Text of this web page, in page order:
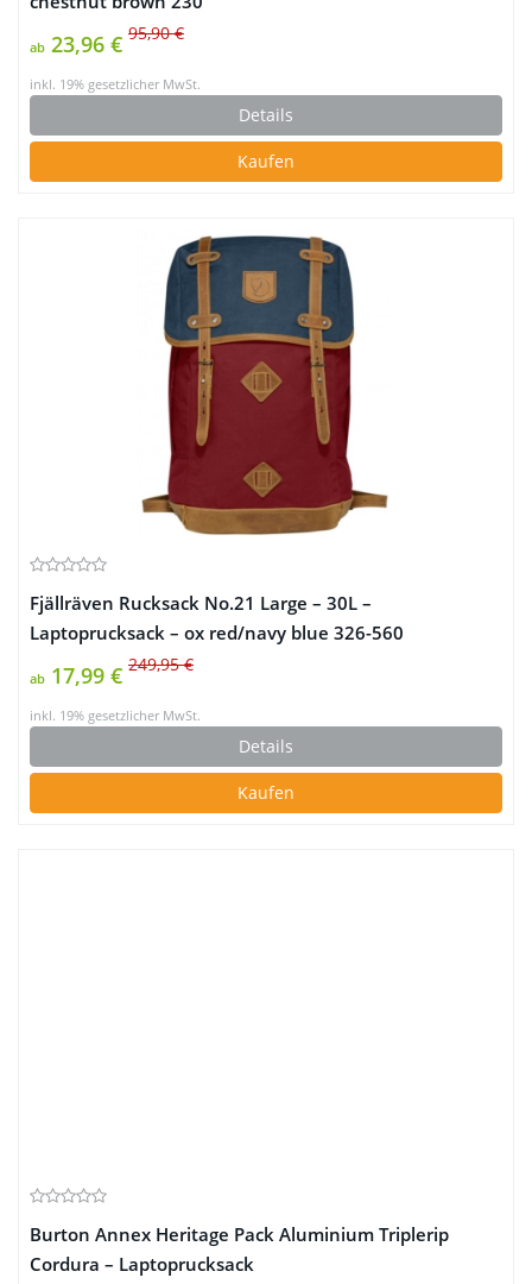
ab 23,96 € 95,90 €
inkl. 19% gesetzlicher MwSt.
Details
Kaufen
Fjällräven Rucksack No.21 Large – 30L –
Laptoprucksack – ox red/navy blue 326-560
ab 17,99 € 249,95 €
inkl. 19% gesetzlicher MwSt.
Details
Kaufen
Burton Annex Heritage Pack Aluminium Triplerip
Cordura – Laptoprucksack